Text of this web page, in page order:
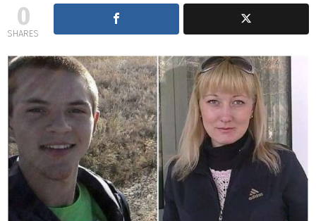
0
SHARES